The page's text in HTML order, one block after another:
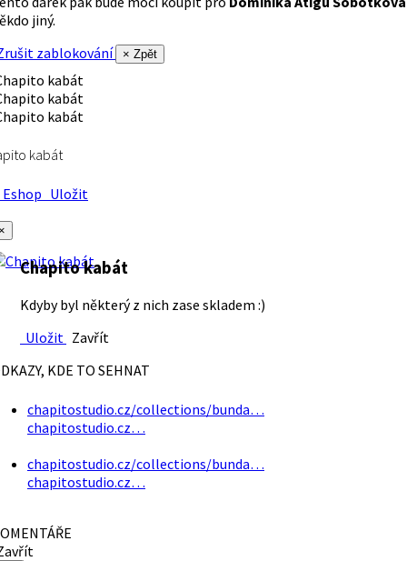
jiný.
zablokování
× Zpět
kabát
Uložit
Chapito kabát
Kdyby byl některý z nich zase skladem :)
Uložit Zavřít
KDE TO SEHNAT
chapitostudio.cz/collections/bunda…
chapitostudio.cz…
chapitostudio.cz/collections/bunda…
chapitostudio.cz…